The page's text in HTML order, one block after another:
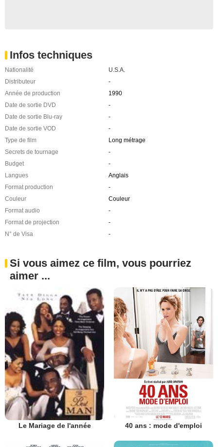
Infos techniques
Nationalité
U.S.A.
Distributeur
-
Année de production
1990
Date de sortie DVD
-
Date de sortie Blu-ray
-
Date de sortie VOD
-
Type de film
Long métrage
Secrets de tournage
-
Budget
-
Langues
Anglais
Format production
-
Couleur
Couleur
Format audio
-
Format de projection
-
N° de Visa
-
Si vous aimez ce film, vous pourriez
aimer ...
Le Mariage de l'année 40 ans : mode d'emploi